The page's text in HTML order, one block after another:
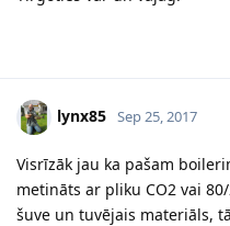
lynx85 Sep 25, 2017
Visrīzāk jau ka pašam
metināts ar pliku CO2 vai
šuve un tuvējais materiāls,